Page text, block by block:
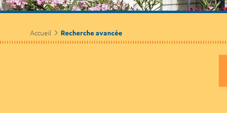
Accueil Recherche avancée